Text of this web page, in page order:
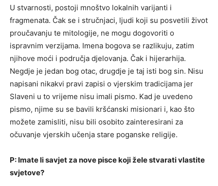
U stvarnosti, postoji mnoštvo lokalnih varijanti i
fragmenata. Čak se i stručnjaci, ljudi koji su posvetili život
proučavanju te mitologije, ne mogu dogovoriti o
ispravnim verzijama. Imena bogova se razlikuju, zatim
njihove moći i područja djelovanja. Čak i hijerarhija.
Negdje je jedan bog otac, drugdje je taj isti bog sin. Nisu
napisani nikakvi pravi zapisi o vjerskim tradicijama jer
Slaveni u to vrijeme nisu imali pismo. Kad je uvedeno
pismo, njime su se bavili kršćanski misionari i, kao što
možete zamisliti, nisu bili osobito zainteresirani za
očuvanje vjerskih učenja stare poganske religije.
P: Imate li savjet za nove pisce koji žele stvarati vlastite
svjetove?